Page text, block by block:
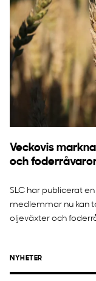
Veckovis
och
SLC har publicerat
medlemmar nu kan
oljeväxter och
NYHETER